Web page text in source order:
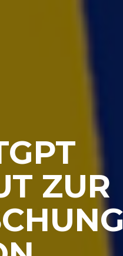
ZUR